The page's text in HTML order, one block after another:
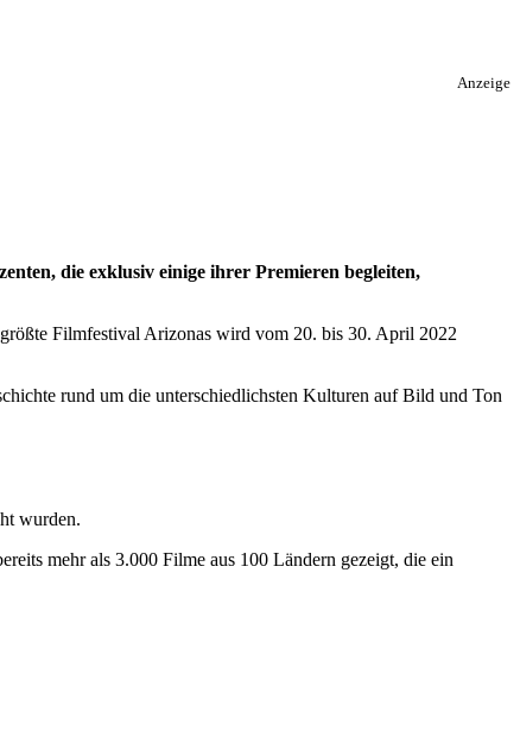
Anzeige
die exklusiv einige ihrer Premieren begleiten,
Filmfestival Arizonas wird vom 20. bis 30. April 2022
rund um die unterschiedlichsten Kulturen auf Bild und Ton
wurden.
mehr als 3.000 Filme aus 100 Ländern gezeigt, die ein